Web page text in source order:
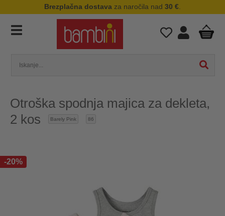
Brezplačna dostava za naročila nad 30 €
Otroška spodnja majica za dekleta,
2 kos
Barely Pink 86
-20%